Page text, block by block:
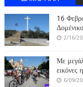
16
2/16/
Με
εικόνες
6/09/